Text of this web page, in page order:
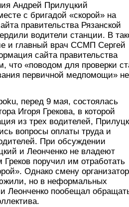
Андрей Прилуцкий
с бригадой «скорой» на
правительства Рязанской
водители станции. В
и главный врач ССМП Сергей
сайта правительства
что «поводом для проверки
первичной медпомощи» не
перед 9 мая, состоялась
Игоря Грекова, в которой
из трех водителей,
вопросы оплаты труда и
При обсуждении
и Леонченко не владеют
поручил им отработать
Однако смену
но в неформальных
Леонченко пообещал